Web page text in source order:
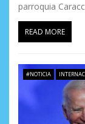
a
d
s
parroquia
READ MORE
#NOTICIA